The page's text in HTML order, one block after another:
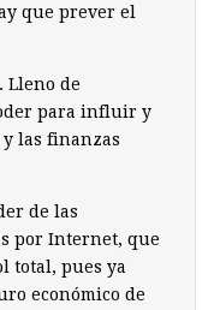
que prever el
Lleno de
para influir y
las finanzas
de las
por Internet, que
total, pues ya
económico de